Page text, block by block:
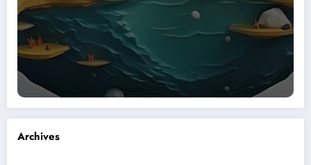
Archives